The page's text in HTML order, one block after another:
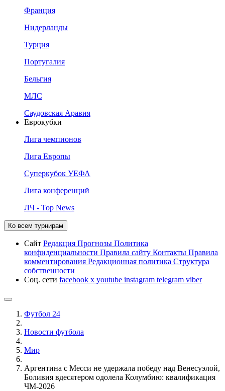
Франция
Нидерланды
Турция
Португалия
Бельгия
МЛС
Саудовская Аравия
Еврокубки
Лига чемпионов
Лига Европы
Суперкубок УЕФА
Лига конференций
ЛЧ - Top News
Ко всем турнирам
Сайт Редакция Прогнозы Политика
конфиденциальности Правила сайту Контакты Правила
комментирования Редакционная политика Структура
собственности
Соц. сети facebook x youtube instagram telegram viber
Футбол 24
Новости футбола
Мир
Аргентина с Месси не удержала победу над Венесуэлой,
Боливия вдесятером одолела Колумбию: квалификация
ЧМ-2026